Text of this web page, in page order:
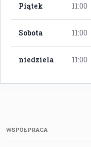
Piątek 11:00
Sobota 11:00
niedziela 11:00
WSPÓŁPRACA